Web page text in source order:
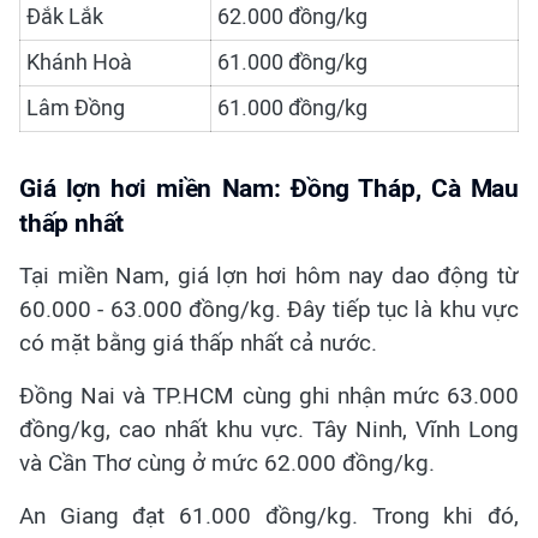
Đắk Lắk
62.000 đồng/kg
Khánh Hoà
61.000 đồng/kg
Lâm Đồng
61.000 đồng/kg
Giá lợn hơi miền Nam: Đồng Tháp, Cà Mau
thấp nhất
Tại miền Nam, giá lợn hơi hôm nay dao động từ
60.000 - 63.000 đồng/kg. Đây tiếp tục là khu vực
có mặt bằng giá thấp nhất cả nước.
Đồng Nai và TP.HCM cùng ghi nhận mức 63.000
đồng/kg, cao nhất khu vực. Tây Ninh, Vĩnh Long
và Cần Thơ cùng ở mức 62.000 đồng/kg.
An Giang đạt 61.000 đồng/kg. Trong khi đó,